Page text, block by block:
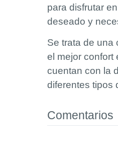
para disfrutar
deseado y
Se trata de una
el mejor confort
cuentan con la
diferentes tipos
Comentarios